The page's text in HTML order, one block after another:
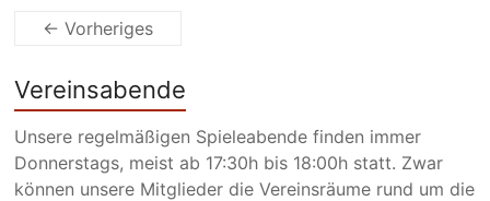
← Vorheriges
Vereinsabende
Unsere regelmäßigen Spieleabende finden immer
Donnerstags, meist ab 17:30h bis 18:00h statt. Zwar
können unsere Mitglieder die Vereinsräume rund um die